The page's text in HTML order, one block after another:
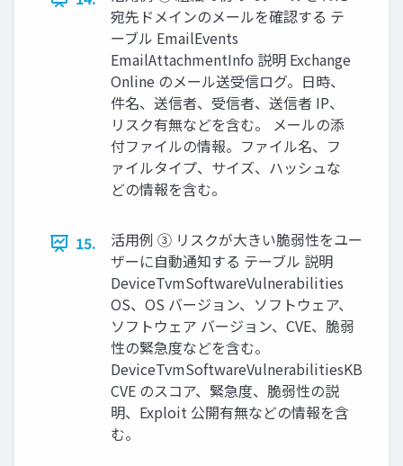
宛先ドメインのメールを確認する テ
ーブル EmailEvents
EmailAttachmentInfo 説明 Exchange
Online のメール送受信ログ。日時、
件名、送信者、受信者、送信者 IP、
リスク有無などを含む。 メールの添
付ファイルの情報。ファイル名、フ
ァイルタイプ、サイズ、ハッシュな
どの情報を含む。
15.
活用例 ③ リスクが大きい脆弱性をユー
ザーに自動通知する テーブル 説明
DeviceTvmSoftwareVulnerabilities
OS、OS バージョン、ソフトウェア、
ソフトウェア バージョン、CVE、脆弱
性の緊急度などを含む。
DeviceTvmSoftwareVulnerabilitiesKB
CVE のスコア、緊急度、脆弱性の説
明、Exploit 公開有無などの情報を含
む。